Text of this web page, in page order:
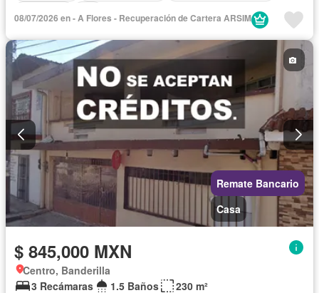
08/07/2026 en - A Flores - Recuperación de Cartera ARSIM
Remate Bancario
Casa
$ 845,000 MXN
Centro, Banderilla
3 Recámaras
1.5 Baños
230 m²